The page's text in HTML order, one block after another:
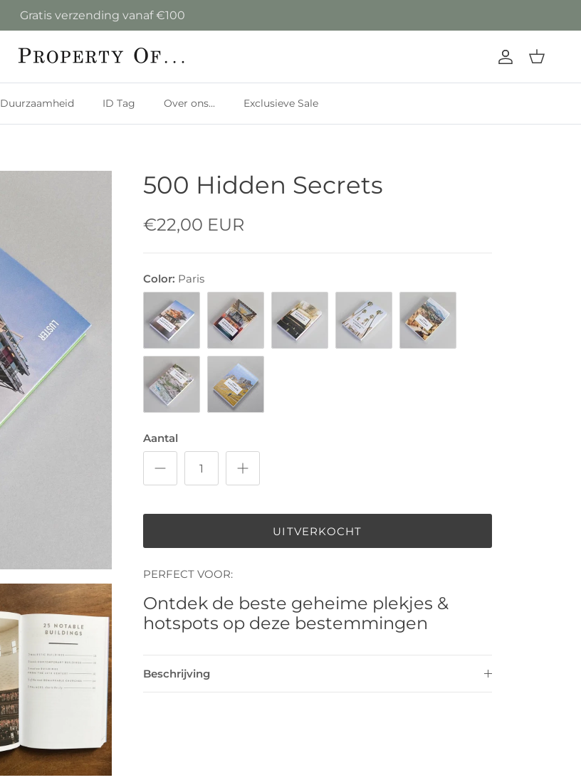
Gratis verzending vanaf €100
Account
Duurzaamheid ID Tag Over ons... Exclusieve Sale
500 Hidden Secrets
€22,00 EUR
Color: Paris
Amsterdam Barcelona
Aantal
UITVERKOCHT
PERFECT VOOR:
Ontdek de beste geheime plekjes &
hotspots op deze bestemmingen
Beschrijving